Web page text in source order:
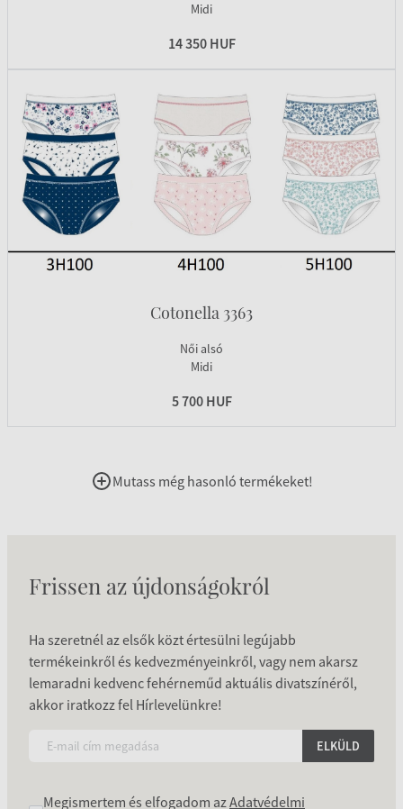
Midi
14 350 HUF
Cotonella 3363
Női alsó
Midi
5 700 HUF
Mutass még hasonló termékeket!
Frissen az újdonságokról
Ha szeretnél az elsők közt értesülni legújabb
termékeinkről és kedvezményeinkről, vagy nem akarsz
lemaradni kedvenc fehérneműd aktuális divatszínéről,
akkor iratkozz fel Hírlevelünkre!
ELKÜLD
Megismertem és elfogadom azAdatvédelmi